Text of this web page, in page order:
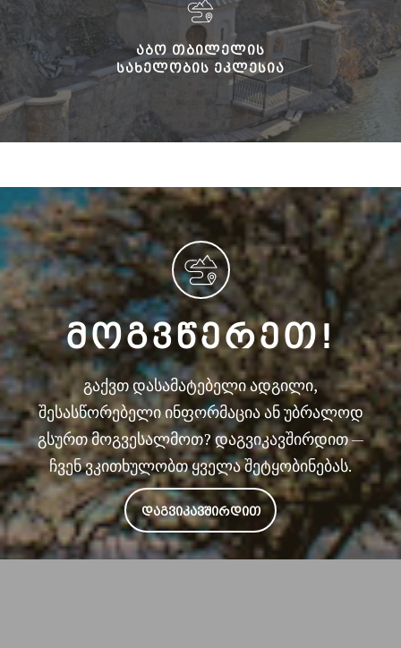
ᲐᲑᲝ ᲗᲑᲘᲚᲔᲚᲘᲡ
ᲡᲐᲮᲔᲚᲝᲑᲘᲡ ᲔᲙᲚᲔᲡᲘᲐ
ᲛᲝᲒᲕᲬᲔᲠᲔᲗ!
გაქვთ დასამატებელი ადგილი,
შესასწორებელი ინფორმაცია ან უბრალოდ
გსურთ მოგვესალმოთ? დაგვიკავშირდით —
ჩვენ ვკითხულობთ ყველა შეტყობინებას.
ᲓᲐᲒᲕᲘᲙᲐᲕᲨᲘᲠᲓᲘᲗ